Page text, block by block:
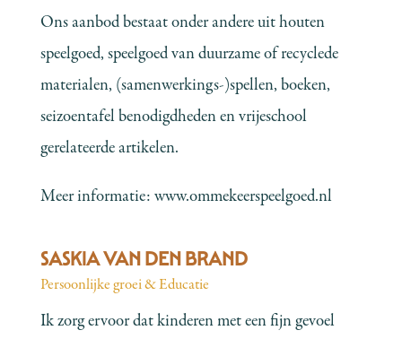
Ons aanbod bestaat onder andere uit houten
speelgoed, speelgoed van duurzame of recyclede
materialen, (samenwerkings-)spellen, boeken,
seizoentafel benodigdheden en vrijeschool
gerelateerde artikelen.
Meer informatie:www.ommekeerspeelgoed.nl
SASKIA VAN DEN BRAND
Persoonlijke groei & Educatie
Ik zorg ervoor dat kinderen met een fijn gevoel